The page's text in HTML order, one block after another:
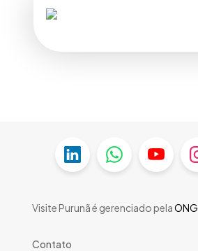
Visite Purunã é gerenciado pelaONG
Contato